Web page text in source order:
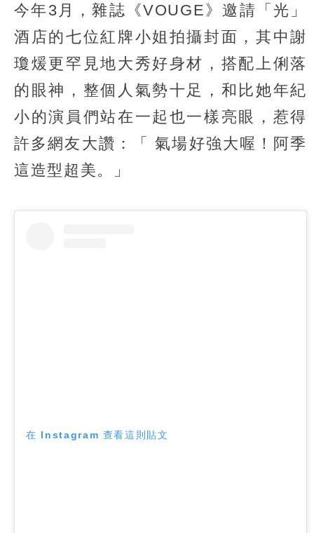
今年3月，雜誌《VOUGE》邀請「光」
酒店的七位紅牌小姐拍攝封面，其中謝
瓊煖更罕見地大秀好身材，搭配上俐落
的眼神，整個人氣勢十足，和比她年紀
小的演員們站在一起也一樣亮眼，惹得
許多網友大讚：「 氣場好強大喔！阿季
這造型超美。」
在 Instagram 查看這則貼文